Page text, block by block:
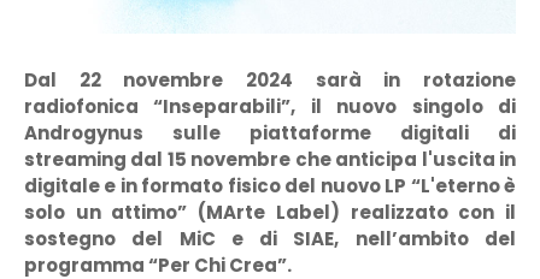
Dal 22 novembre 2024 sarà in rotazione
radiofonica “Inseparabili”, il nuovo singolo di
Androgynus sulle piattaforme digitali di
streaming dal 15 novembre che anticipa l'uscita in
digitale e in formato fisico del nuovo LP “L'eterno è
solo un attimo” (MArte Label) realizzato con il
sostegno del MiC e di SIAE, nell’ambito del
programma “Per Chi Crea”.